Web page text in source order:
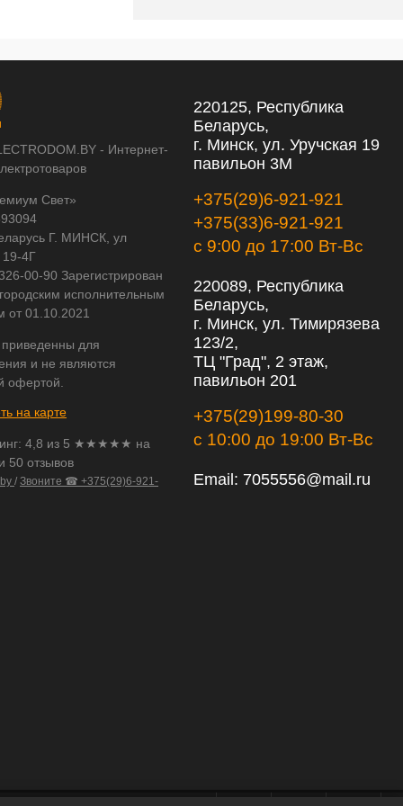
- Интернет-
Свет»
Г. МИНСК, ул
19-4Г
00-90 Зарегистрирован
исполнительным
от 01.10.2021
для
и не являются
офертой.
на карте
4,8 из 5 ★★★★★ на
50 отзывов
/ Звоните ☎ +375(29)6-921-
220125, Республика
Беларусь,
г. Минск, ул. Уручская 19
павильон 3М
+375(29)6-921-921
+375(33)6-921-921
с 9:00 до 17:00 Вт-Вс
220089, Республика
Беларусь,
г. Минск, ул. Тимирязева
123/2,
ТЦ "Град", 2 этаж,
павильон 201
+375(29)199-80-30
с 10:00 до 19:00 Вт-Вс
Email: 7055556@mail.ru